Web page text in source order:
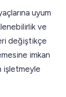
uyum
ve
değiştikçe
imkan
işletmeyle